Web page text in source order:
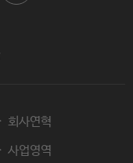
회사연혁
사업영역